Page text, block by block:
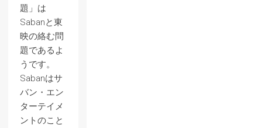
題」は
Sabanと東
映の絡む問
題であるよ
うです。
Sabanはサ
バン・エン
ターテイメ
ントのこと